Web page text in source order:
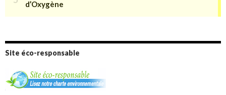
Site éco-responsable